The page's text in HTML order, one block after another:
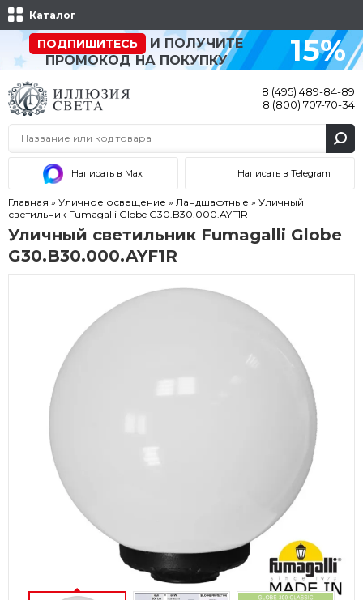
Каталог
ПОДПИШИТЕСЬ
И ПОЛУЧИТЕ
ПРОМОКОД НА ПОКУПКУ
15%
8 (495) 489-84-89
8 (800) 707-70-34
Написать в Max Написать в Telegram
Главная » Уличное освещение » Ландшафтные » Уличный
светильник Fumagalli Globe G30.B30.000.AYF1R
Уличный светильник Fumagalli Globe
G30.B30.000.AYF1R